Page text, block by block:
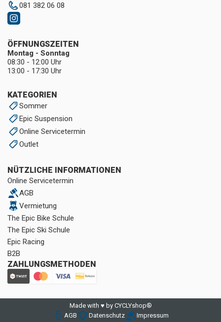
081 382 06 08
KATEGORIEN
Sommer
Epic Suspension
Online Servicetermin
Outlet
NÜTZLICHE INFORMATIONEN
Online Servicetermin
AGB
Vermietung
The Epic Bike Schule
The Epic Ski Schule
Epic Racing
B2B
ZAHLUNGSMETHODEN
ÖFFNUNGSZEITEN
Montag - Sonntag
08:30 - 12:00 Uhr
13:00 - 17:30 Uhr
Made with ♥ by CYCLYshop®
AGB
Datenschutz Impressum